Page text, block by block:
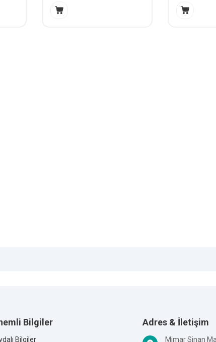
Bilgiler
Bilgiler
Adres & İletişim
Mimar Sinan